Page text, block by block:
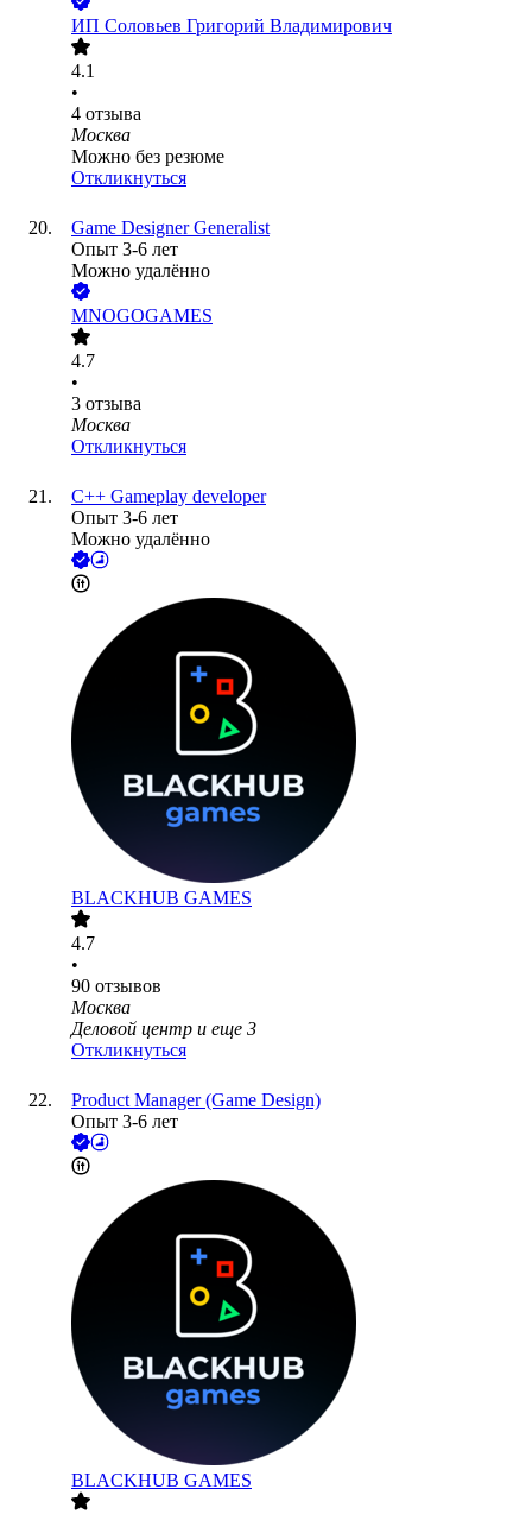
ИП Соловьев Григорий Владимирович
4.1
•
4 отзыва
Москва
Можно без резюме
Откликнуться
Game Designer Generalist
Опыт 3-6 лет
Можно удалённо
MNOGOGAMES
4.7
•
3 отзыва
Москва
Откликнуться
С++ Gameplay developer
Опыт 3-6 лет
Можно удалённо
BLACKHUB GAMES
4.7
•
90 отзывов
Москва
Деловой центр и еще 3
Откликнуться
Product Manager (Game Design)
Опыт 3-6 лет
BLACKHUB GAMES